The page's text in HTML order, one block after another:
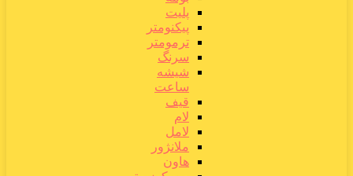
پلیت
پیکنومتر
ترمومتر
سرنگ
شیشه
ساعت
قیف
لام
لامل
ملانژور
هاون